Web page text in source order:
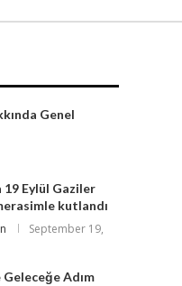
Genel
19 Eylül Gaziler
kutlandı
September 19,
Geleceğe Adım